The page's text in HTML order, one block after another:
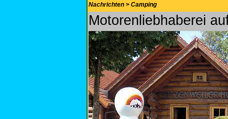
Nachrichten > Camping
Motorenliebhaberei